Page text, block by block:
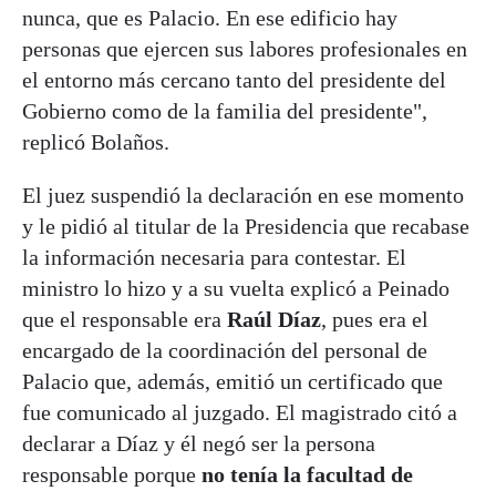
nunca, que es Palacio. En ese edificio hay
personas que ejercen sus labores profesionales en
el entorno más cercano tanto del presidente del
Gobierno como de la familia del presidente",
replicó Bolaños.
El juez suspendió la declaración en ese momento
y le pidió al titular de la Presidencia que recabase
la información necesaria para contestar. El
ministro lo hizo y a su vuelta explicó a Peinado
que el responsable era Raúl Díaz, pues era el
encargado de la coordinación del personal de
Palacio que, además, emitió un certificado que
fue comunicado al juzgado. El magistrado citó a
declarar a Díaz y él negó ser la persona
responsable porque no tenía la facultad de